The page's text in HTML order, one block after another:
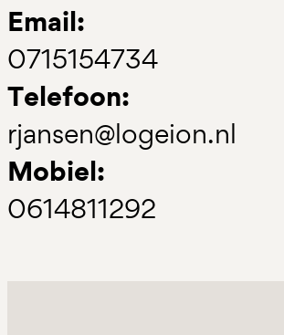
Email:
0715154734
Telefoon:
rjansen@logeion.nl
Mobiel:
0614811292